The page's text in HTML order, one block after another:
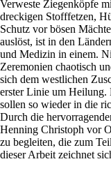
Verweste Ziegenköpfe
dreckigen Stofffetzen,
Schutz vor bösen
auslöst, ist in den
und Medizin in einem.
Zeremonien chaotisch
sich dem westlichen
erster Linie um Heilung.
sollen so wieder in die
Durch die
Henning Christoph vor
zu begleiten, die zum
dieser Arbeit zeichnet